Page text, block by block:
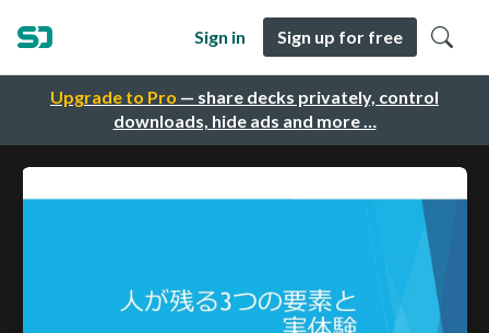
Upgrade to Pro — share decks privately, control
downloads, hide ads and more …
Sign in Sign up for free